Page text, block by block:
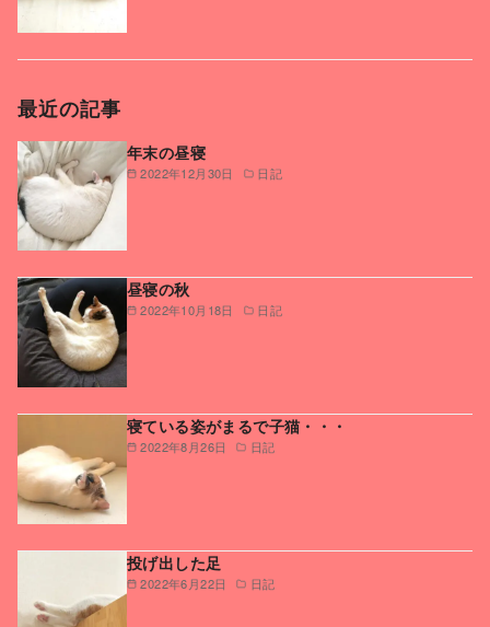
最近の記事
2022年12月30日 日記
年末の昼寝
2022年10月18日 日記
昼寝の秋
2022年8月26日 日記
寝ている姿がまるで子猫・・・
2022年6月22日 日記
投げ出した足